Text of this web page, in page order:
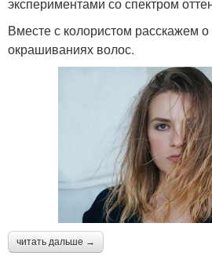
Вместе с колористом расскажем
окрашиваниях волос.
читать дальше →